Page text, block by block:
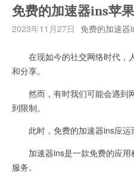
免费的加速器ins苹
2023年11月27日 免费的加速器
在现如今的社交网络时代，
和分享。
然而，有时我们可能会遇到
到限制。
此时，免费的加速器ins应运
加速器ins是一款免费的应用
服务。